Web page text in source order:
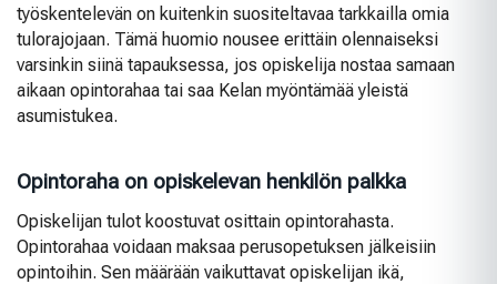
työskentelevän on kuitenkin suositeltavaa tarkkailla omia
tulorajojaan. Tämä huomio nousee erittäin olennaiseksi
varsinkin siinä tapauksessa, jos opiskelija nostaa samaan
aikaan opintorahaa tai saa Kelan myöntämää yleistä
asumistukea.
Opintoraha on opiskelevan henkilön palkka
Opiskelijan tulot koostuvat osittain opintorahasta.
Opintorahaa voidaan maksaa perusopetuksen jälkeisiin
opintoihin. Sen määrään vaikuttavat opiskelijan ikä,